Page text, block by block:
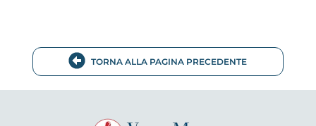
TORNA ALLA PAGINA PRECEDENTE